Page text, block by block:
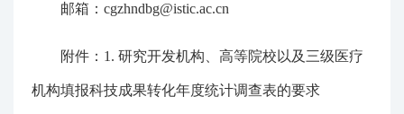
邮箱：cgzhndbg@istic.ac.cn
附件： 1. 研究开发机构、高等院校以及三级医疗
机构填报科技成果转化年度统计调查表的要求